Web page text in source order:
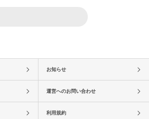
お知らせ
運営へのお問い合わせ
利用規約